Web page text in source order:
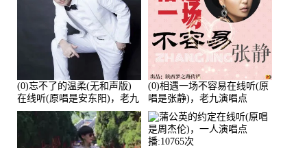
(0)忘不了的温柔(无和声版)
在线听(原唱是安东阳)，老九
演唱点播:17392次
(0)相遇一场不容易在线听(原
唱是张静)，老九演唱点
播:11453次